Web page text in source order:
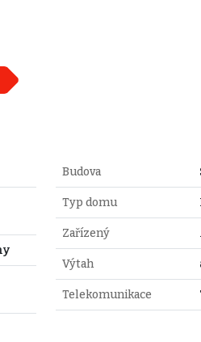
Budova
Typ domu
Zařízený
Výtah
Telekomunikace